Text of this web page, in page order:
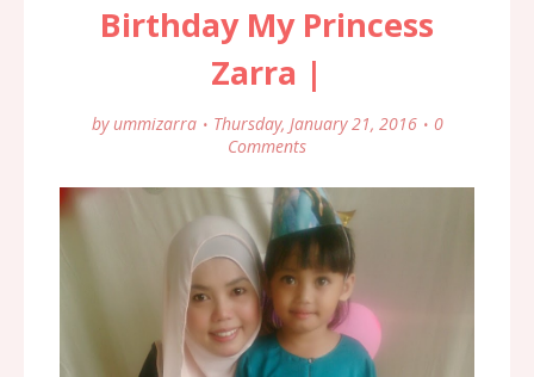
Birthday My Princess
Zarra |
by ummizarra Thursday, January 21, 2016
0
Comments